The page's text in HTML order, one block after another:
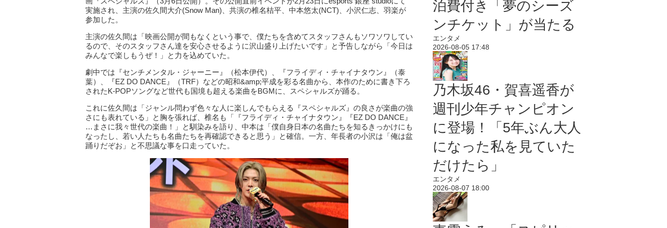
実施され、主演の佐久間大介(Snow Man)、共演の椎名桔平、中本悠太(NCT)、小沢仁志、羽楽が
参加した。
主演の佐久間は「映画公開が間もなくという事で、僕たちを含めてスタッフさんもソワソワしてい
るので、そのスタッフさん達を安心させるように沢山盛り上げたいです」と予告しながら「今日は
みんなで楽しもうぜ！」と力を込めていた。
劇中では『センチメンタル・ジャーニー』（松本伊代）、『フライディ・チャイナタウン』（泰
葉）、『EZ DO DANCE』（TRF）などの昭和&amp;平成を彩る名曲から、本作のために書き下ろ
されたK-POPソングなど世代も国境も超える楽曲をBGMに、スペシャルズが踊る。
これに佐久間は「ジャンル問わず色々な人に楽しんでもらえる『スペシャルズ』の良さが楽曲の強
さにも表れている」と胸を張れば、椎名も「『フライディ・チャイナタウン』『EZ DO DANCE』
…まさに我々世代の楽曲！」と馴染みを語り、中本は「僕自身日本の名曲たちを知るきっかけにも
なったし、若い人たちも名曲たちを再確認できると思う」と確信。一方、年長者の小沢は「俺は盆
踊りだぞお」と不思議な事を口走っていた。
泊費付き「夢のシーズ
ンチケット」が当たる
エンタメ
2026-08-05 17:48
乃木坂46・賀喜遥香が
週刊少年チャンピオン
に登場！「5年ぶん大人
になった私を見ていた
だけたら」
エンタメ
2026-08-07 18:00